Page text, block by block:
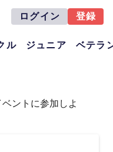
ログイン 登録
ル ジュニア ベテラ
ントに参加しよ